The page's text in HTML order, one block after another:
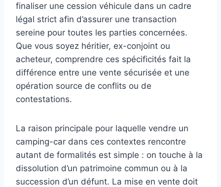
finaliser une cession véhicule dans un cadre
légal strict afin d’assurer une transaction
sereine pour toutes les parties concernées.
Que vous soyez héritier, ex-conjoint ou
acheteur, comprendre ces spécificités fait la
différence entre une vente sécurisée et une
opération source de conflits ou de
contestations.
La raison principale pour laquelle vendre un
camping-car dans ces contextes rencontre
autant de formalités est simple : on touche à la
dissolution d’un patrimoine commun ou à la
succession d’un défunt. La mise en vente doit